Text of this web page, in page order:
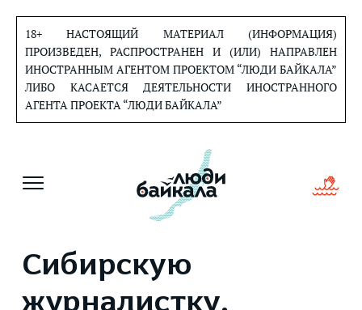
содержанию
18+ НАСТОЯЩИЙ МАТЕРИАЛ (ИНФОРМАЦИЯ)
ПРОИЗВЕДЕН, РАСПРОСТРАНЕН И (ИЛИ) НАПРАВЛЕН
ИНОСТРАННЫМ АГЕНТОМ ПРОЕКТОМ “ЛЮДИ БАЙКАЛА”
ЛИБО КАСАЕТСЯ ДЕЯТЕЛЬНОСТИ ИНОСТРАННОГО
АГЕНТА ПРОЕКТА “ЛЮДИ БАЙКАЛА”
Сибирскую
журналистку,